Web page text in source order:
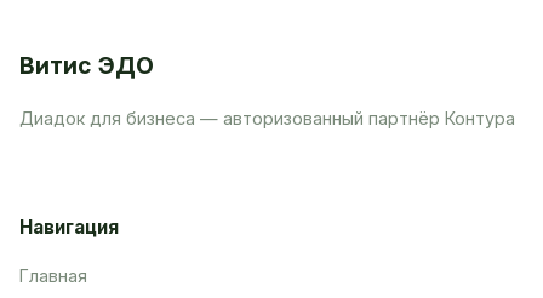
Витис ЭДО
Диадок для бизнеса — авторизованный партнёр Контура
Навигация
Главная